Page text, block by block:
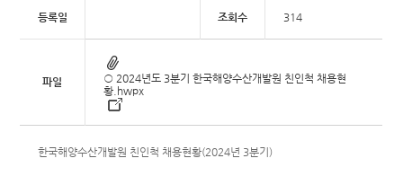
등록일 조회수 314
파일
○ 2024년도 3분기 한국해양수산개발원 친인척 채용현
황.hwpx
한국해양수산개발원 친인척 채용현황(2024년 3분기)